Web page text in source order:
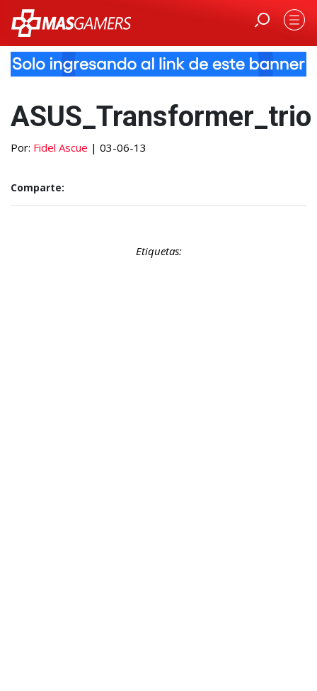
ASUS_Transformer_trio
Por: Fidel Ascue | 03-06-13
Comparte:
Etiquetas: